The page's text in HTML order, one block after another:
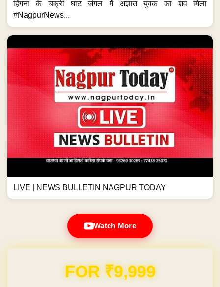
हिंगना के चक्री घाट जंगल में अज्ञात युवक का शव मिला
#NagpurNews...
LIVE | NEWS BULLETIN NAGPUR TODAY
Watch More
Domain & Hosting FREE for 1 Year